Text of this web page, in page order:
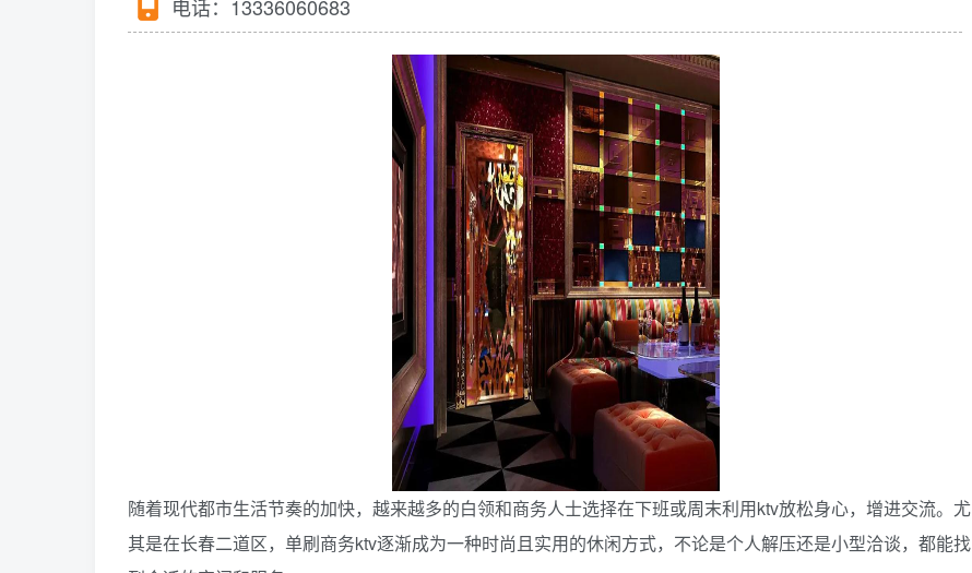
电话： 13336060683
随着现代都市生活节奏的加快，越来越多的白领和商务人士选择在下班或周末利用ktv放松身心，增进交流。尤
其是在长春二道区，单刷商务ktv逐渐成为一种时尚且实用的休闲方式，不论是个人解压还是小型洽谈，都能找